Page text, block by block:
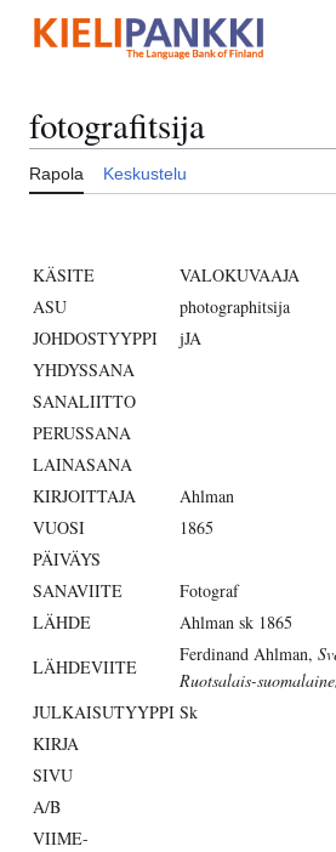
sisältöön
fotografitsija
Rapola Keskustelu
KÄSITE
VALOKUVAAJA
ASU
photographitsija
JOHDOSTYYPPI
jJA
YHDYSSANA
SANALIITTO
PERUSSANA
LAINASANA
KIRJOITTAJA
Ahlman
VUOSI
1865
PÄIVÄYS
SANAVIITE
Fotograf
LÄHDE
Ahlman sk 1865
LÄHDEVIITE
Ferdinand Ahlman,
Ruotsalais-
JULKAISUTYYPPI Sk
KIRJA
SIVU
A/B
VIIME-